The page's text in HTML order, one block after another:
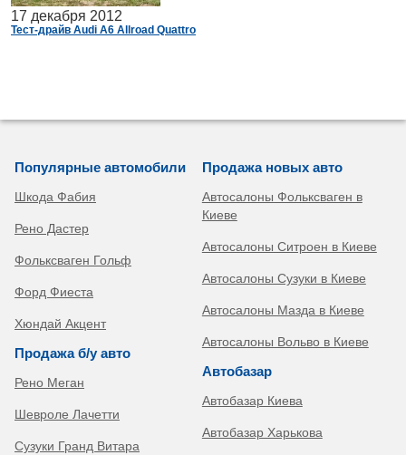
17 декабря 2012
Тест-драйв Audi А6 Allroad Quattro
Популярные автомобили
Шкода Фабия
Рено Дастер
Фольксваген Гольф
Форд Фиеста
Хюндай Акцент
Продажа б/у авто
Рено Меган
Шевроле Лачетти
Сузуки Гранд Витара
Продажа новых авто
Автосалоны Фольксваген в
Киеве
Автосалоны Ситроен в Киеве
Автосалоны Сузуки в Киеве
Автосалоны Мазда в Киеве
Автосалоны Вольво в Киеве
Автобазар
Автобазар Киева
Автобазар Харькова